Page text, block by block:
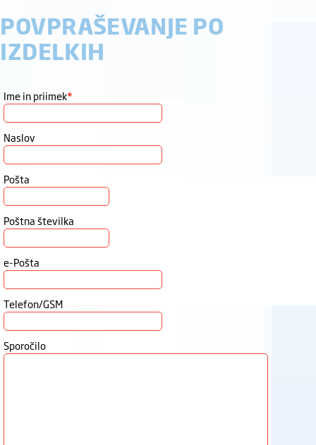
POVPRAŠEVANJE PO
IZDELKIH
Ime in priimek*
Naslov
Pošta
Poštna številka
e-Pošta
Telefon/GSM
Sporočilo